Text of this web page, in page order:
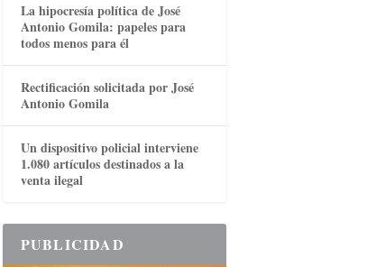
La hipocresía política de José
Antonio Gomila: papeles para
todos menos para él
Rectificación solicitada por José
Antonio Gomila
Un dispositivo policial interviene
1.080 artículos destinados a la
venta ilegal
PUBLICIDAD